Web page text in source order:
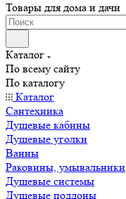
Товары для дома и дачи
Каталог
По всему сайту
По каталогу
Каталог
Сантехника
Душевые кабины
Душевые уголки
Ванны
Раковины, умывальники
Душевые системы
Душевые поддоны